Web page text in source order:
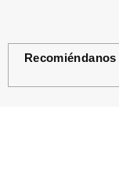
Recomiéndanos